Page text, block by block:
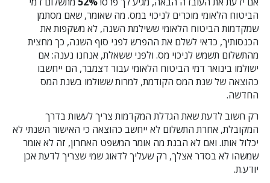
הביטוח הלאומי מוכרים לניכוי במס. מה שאומר, שאם מסתמן
שמקדמות הביטוח הלאומי ששילמת השנה, לא משקפות את
הכנסותיך, כדאי לשלם את ההפרש לפני סוף השנה, כך מחצית
מהתשלום תשמש לניכוי מס. ולפני ששאלת, אנחנו נענה: אם
ישולמו בינואר דמי הביטוח הלאומי עבור דצמבר, הם ייחשבו
כהוצאה של שנת המס הקודמת, למרות ששולמו בשנת המס
החדשה.
רק חשוב לדעת שאת הגדלת המקדמות צריך לעשות בדרך
המקובלת, אחרת התשלום לא ייחשב כהוצאה כי האישור השנתי לא
יכלול אותו. ואם לא הבנת מה אומר המשפט האחרון, זה לא אומר
שמשהו לא בסדר אצלך, רק שעליך לדאוג שמי שצריך לדעת אכן
יודע.ת.